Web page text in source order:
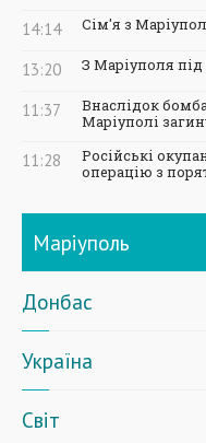
14:14 Сім'я з
13:20 З Маріуполя
11:37
Внаслідок
Маріуполі
11:28
Російські
операцію з
Маріуполь
Донбас
Україна
Світ